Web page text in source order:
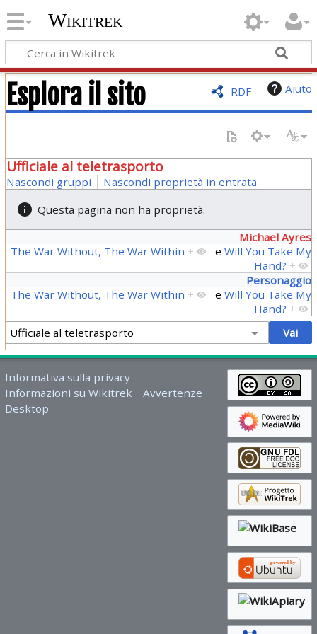
Wikitrek
RDF Aiuto
Esplora il sito
Ufficiale al teletrasporto
Nascondi gruppi
Nascondi proprietà in entrata
Questa pagina non ha proprietà.
Michael Ayres
The War Without, The War Within + eWill You Take My
Hand? +
Personaggio
The War Without, The War Within + eWill You Take My
Hand? +
Informativa sulla privacy
Informazioni su Wikitrek
Avvertenze
Desktop